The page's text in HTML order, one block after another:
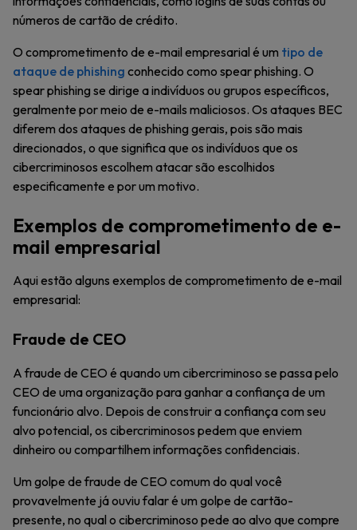
números de cartão de crédito.
O comprometimento de e-mail empresarial é um tipo de
ataque de phishing conhecido como spear phishing. O
spear phishing se dirige a indivíduos ou grupos específicos,
geralmente por meio de e-mails maliciosos. Os ataques BEC
diferem dos ataques de phishing gerais, pois são mais
direcionados, o que significa que os indivíduos que os
cibercriminosos escolhem atacar são escolhidos
especificamente e por um motivo.
Exemplos de comprometimento de e-
mail empresarial
Aqui estão alguns exemplos de comprometimento de e-mail
empresarial:
Fraude de CEO
A fraude de CEO é quando um cibercriminoso se passa pelo
CEO de uma organização para ganhar a confiança de um
funcionário alvo. Depois de construir a confiança com seu
alvo potencial, os cibercriminosos pedem que enviem
dinheiro ou compartilhem informações confidenciais.
Um golpe de fraude de CEO comum do qual você
provavelmente já ouviu falar é um golpe de cartão-
presente, no qual o cibercriminoso pede ao alvo que compre